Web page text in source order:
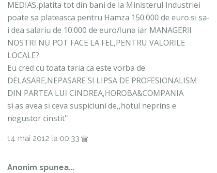
MEDIAS,platita tot din bani de la Ministerul Industriei
poate sa plateasca pentru Hamza 150.000 de euro si sa-
i dea salariu de 10.000 de euro/luna iar MANAGERII
NOSTRI NU POT FACE LA FEL,PENTRU VALORILE
LOCALE?
Eu cred cu toata taria ca este vorba de
DELASARE,NEPASARE SI LIPSA DE PROFESIONALISM
DIN PARTEA LUI CINDREA,HOROBA&COMPANIA
si as avea si ceva suspiciuni de,,hotul neprins e
negustor cinstit"
14 mai 2012 la 00:33
Anonim spunea...